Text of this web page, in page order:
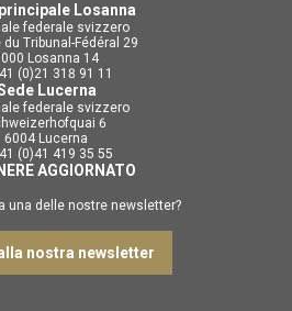
Losanna
federale svizzero
du Tribunal-Fédéral 29
Losanna 14
(0)21 318 91 11
Lucerna
federale svizzero
6
6004 Lucerna
(0)41 419 35 55
AGGIORNATO
una delle nostre newsletter?
nostra newsletter